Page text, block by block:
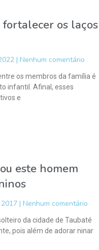
os laços
Nenhum comentário
os membros da família é
infantil. Afinal, esses
e
este homem
Nenhum comentário
da cidade de Taubaté
pois além de adorar ninar